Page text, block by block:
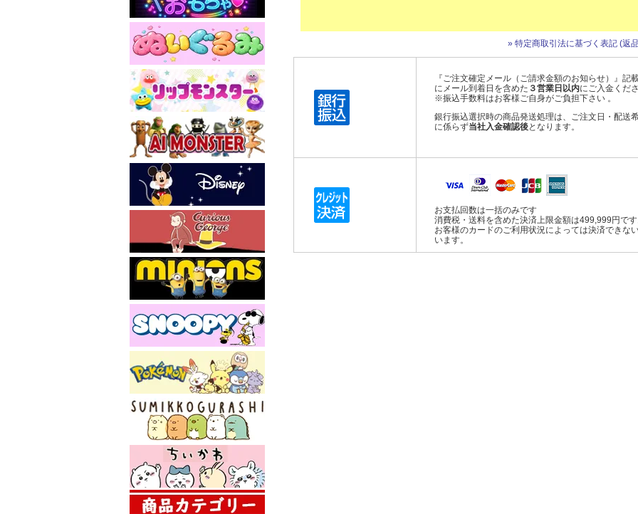
» 特定商取引法に基づく表記 (返
『ご注文確定メール（ご請求金額のお知らせ）』記
にメール到着日を含めた ３営業日以内にご入金くだ
※振込手数料はお客様ご自身がご負担下さい 。
銀行振込選択時の商品発送処理は、ご注文日・配送
に係らず当社入金確認後となります。
お支払回数は一括のみです
消費税・送料を含めた決済上限金額は499,999円です
お客様のカードのご利用状況によっては決済できな
います。